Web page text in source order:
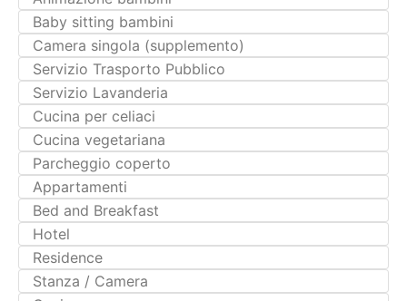
Camera singola (supplemento)
Servizio Trasporto Pubblico
Servizio Lavanderia
Cucina per celiaci
Cucina vegetariana
Parcheggio coperto
Appartamenti
Bed and Breakfast
Hotel
Residence
Stanza / Camera
Cucina
Ascensore